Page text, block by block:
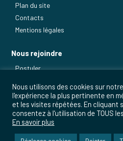
Plan du site
Contacts
Mentions légales
Nous rejoindre
Postuler
Nous utilisons des cookies sur
l'expérience la plus pertinente en
et les visites répétées. En cliquant
consentez à l'utilisation de TOUS
En savoir plus